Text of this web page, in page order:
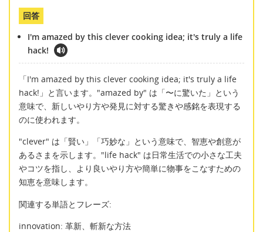
回答
I'm amazed by this clever cooking idea; it's truly a life
hack!
「I'm amazed by this clever cooking idea; it's truly a life
hack!」と言います。"amazed by" は「〜に驚いた」という
意味で、新しいやり方や発見に対する驚きや感銘を表現する
のに使われます。
"clever" は「賢い」「巧妙な」という意味で、智恵や創意が
あるさまを示します。"life hack" は日常生活での小さな工夫
やコツを指し、より良いやり方や簡単に物事をこなすための
知恵を意味します。
関連する単語とフレーズ:
innovation: 革新、斬新な方法